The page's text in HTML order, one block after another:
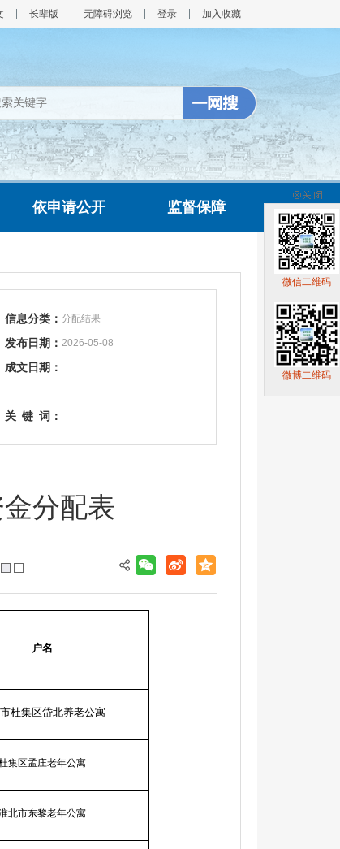
长辈版 无障碍浏览 登录 加入收藏
依申请公开 监督保障
信息分类： 分配结果
发布日期： 2026-05-08
成文日期：
关 键 词：
分配表
户名
杜集区岱北养老公寓
集区孟庄老年公寓
北市东黎老年公寓
微信二维码
微博二维码